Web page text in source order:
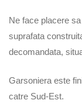
Ne face placere
suprafata
decomandata,
Garsoniera este
catre Sud-Est.